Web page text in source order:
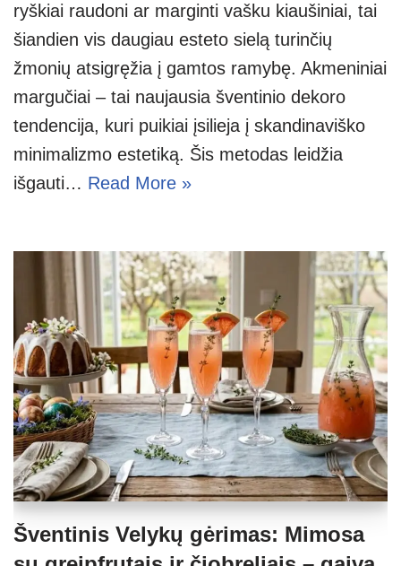
ryškiai raudoni ar marginti vašku kiaušiniai, tai
šiandien vis daugiau esteto sielą turinčių
žmonių atsigręžia į gamtos ramybę. Akmeniniai
margučiai – tai naujausia šventinio dekoro
tendencija, kuri puikiai įsilieja į skandinaviško
minimalizmo estetiką. Šis metodas leidžia
išgauti… Read More »
Šventinis Velykų gėrimas: Mimosa